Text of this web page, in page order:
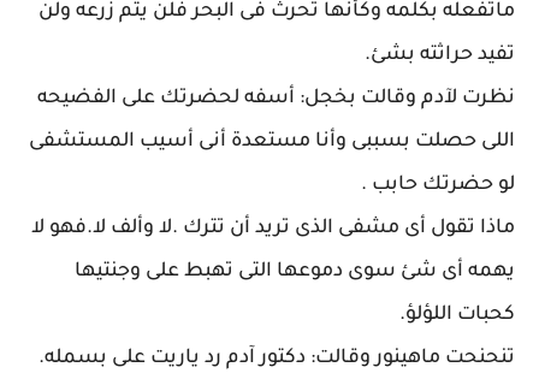
ماتفعله بكلمه وكأنها تحرث فى البحر فلن يتم زرعه ولن
تفيد حراثته بشئ.
نظرت لآدم وقالت بخجل: أسفه لحضرتك على الفضيحه
اللى حصلت بسببى وأنا مستعدة أنى أسيب المستشفى
لو حضرتك حابب .
ماذا تقول أى مشفى الذى تريد أن تترك .لا وألف لا.فهو لا
يهمه أى شئ سوى دموعها التى تهبط على وجنتيها
كحبات اللؤلؤ.
تنحنحت ماهينور وقالت: دكتور آدم رد ياريت على بسمله.